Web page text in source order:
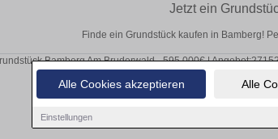
Alle Cookies akzeptieren Alle
Einstellungen
Jetzt ein
Finde ein Grundstück kaufen in Bamberg!